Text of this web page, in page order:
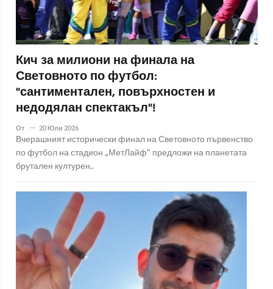
Кич за милиони на финала на
Световното по футбол:
"сантиментален, повърхностен и
недодялан спектакъл"!
От 20 Юли 2026
Вчерашният исторически финал на Световното първенство
по футбол на стадион „МетЛайф“ предложи на планетата
брутален културен..